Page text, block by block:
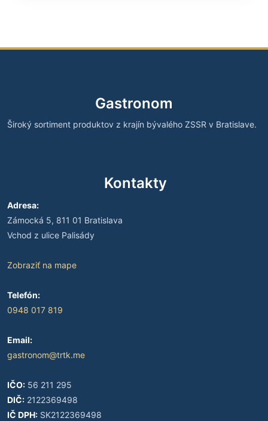
Gastronom
Široký sortiment produktov z krajín bývalého ZSSR v Bratislave.
Kontakty
Adresa:
Zámocká 5, 811 01 Bratislava
Vchod z ulice Palisády
Zobraziť na mape
Telefón:
0948 017 819
Email:
gastronom@trtk.me
IČO: 56 211 295
DIČ: 2122369498
IČ DPH: SK2122369498